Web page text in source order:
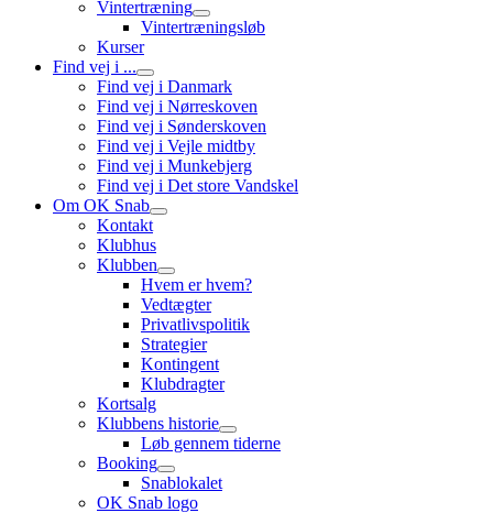
Vintertræning
Vintertræningsløb
Kurser
Find vej i ...
Find vej i Danmark
Find vej i Nørreskoven
Find vej i Sønderskoven
Find vej i Vejle midtby
Find vej i Munkebjerg
Find vej i Det store Vandskel
Om OK Snab
Kontakt
Klubhus
Klubben
Hvem er hvem?
Vedtægter
Privatlivspolitik
Strategier
Kontingent
Klubdragter
Kortsalg
Klubbens historie
Løb gennem tiderne
Booking
Snablokalet
OK Snab logo